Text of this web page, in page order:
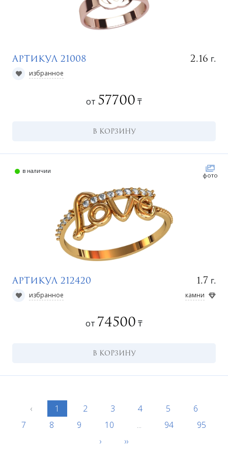
Артикул 21008 2.16 г.
избранное
от 57700 ₸
В КОРЗИНУ
в наличии
фото
Артикул 212420 1.7 г.
избранное камни
от 74500 ₸
В КОРЗИНУ
‹ 1 2 3 4 5
6
7
8 9 10 ... 94
95
›
››